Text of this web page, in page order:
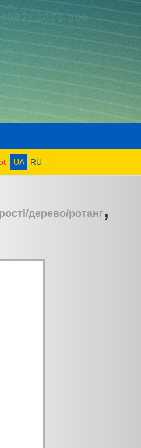
(067) 3878-300
UA RU
дерево/ротанг,